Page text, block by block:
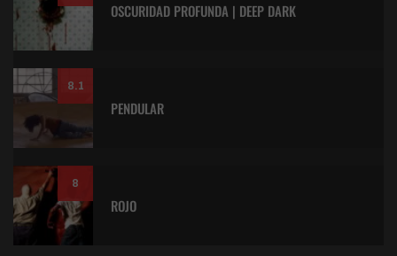
OSCURIDAD PROFUNDA | DEEP DARK
8.1
PENDULAR
8
ROJO